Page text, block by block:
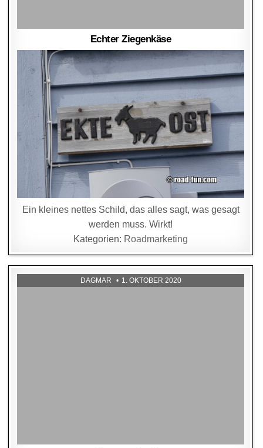
Echter Ziegenkäse
Ein kleines nettes Schild, das alles sagt, was gesagt
werden muss. Wirkt!
Kategorien: Roadmarketing
DAGMAR 1. OKTOBER 2020